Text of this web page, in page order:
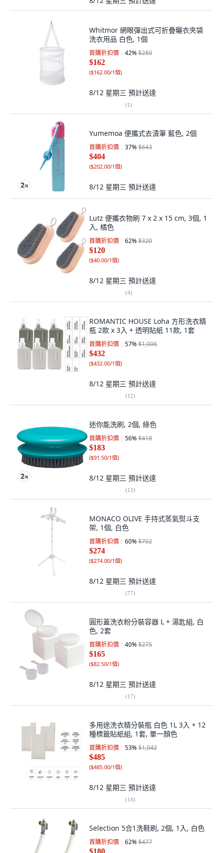
Whitmor 網眼彈出式可折疊曬衣夾袋
洗衣用品 白色, 1個
首購折扣價 42%$280
$162
($162.00/1個)
8/12 星期三 預計送達
(1)
Yumemoa 便攜式去漬筆 藍色, 2個
首購折扣價 37%$643
$404
($202.00/1個)
8/12 星期三 預計送達
Lutz 便攜衣物刷 7 x 2 x 15 cm, 3個, 1
入, 橘色
首購折扣價 62%$320
$120
($40.00/1個)
8/12 星期三 預計送達
(4)
ROMANTIC HOUSE Loha 方形洗衣精
瓶 2款 x 3入 + 透明貼紙 11款, 1套
首購折扣價 57%$1,006
$432
($432.00/1個)
8/12 星期三 預計送達
(12)
迷你能洗刷, 2個, 綠色
首購折扣價 56%$418
$183
($91.50/1個)
8/12 星期三 預計送達
(12)
MONACO OLIVE 手持式蒸氣熨斗支
架, 1個, 白色
首購折扣價 60%$702
$274
($274.00/1個)
8/12 星期三 預計送達
(77)
圓形蓋洗衣粉分裝容器 L + 湯匙組, 白
色, 2套
首購折扣價 40%$275
$165
($82.50/1個)
8/12 星期三 預計送達
(17)
多用途洗衣精分裝瓶 白色 1L 3入 + 12
種標籤貼紙組, 1套, 單一顏色
首購折扣價 53%$1,042
$485
($485.00/1個)
8/12 星期三 預計送達
(14)
Selection 5合1洗鞋刷, 2個, 1入, 白色
首購折扣價 62%$477
$180